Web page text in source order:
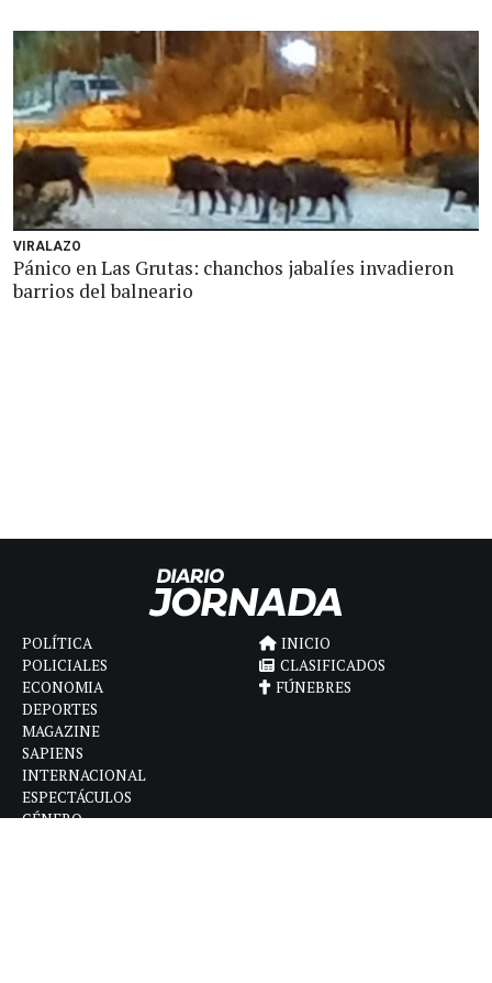
VIRALAZO
Pánico en Las Grutas: chanchos jabalíes invadieron
barrios del balneario
POLÍTICA
POLICIALES
ECONOMIA
DEPORTES
MAGAZINE
SAPIENS
INTERNACIONAL
ESPECTÁCULOS
GÉNERO
INICIO
CLASIFICADOS
FÚNEBRES